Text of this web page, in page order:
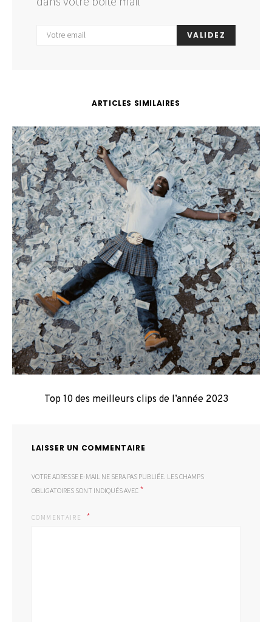
VALIDEZ
ARTICLES SIMILAIRES
Top 10 des meilleurs clips de l’année 2023
LAISSER UN COMMENTAIRE
VOTRE ADRESSE E-MAIL NE SERA PAS PUBLIÉE. LES CHAMPS
OBLIGATOIRES SONT INDIQUÉS AVEC *
COMMENTAIRE